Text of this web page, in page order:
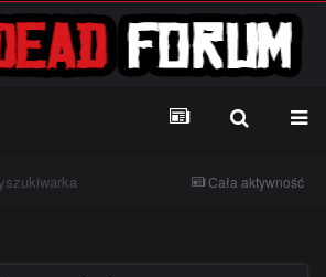
Cała aktywność